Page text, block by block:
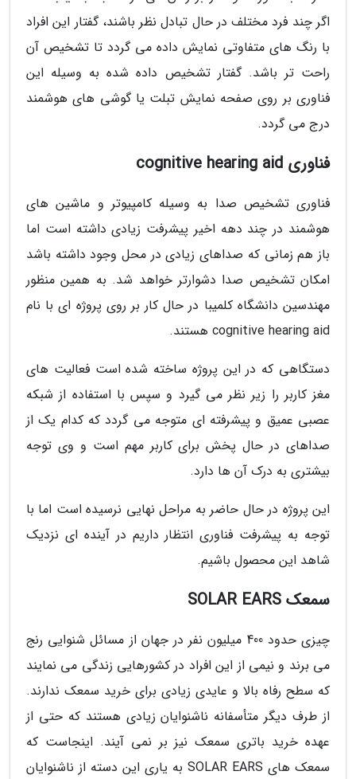
اگر چند فرد مختلف در حال تبادل نظر باشند، گفتار این افراد
با رنگ های متفاوتی نمایش داده می گردد تا تشخیص آن
راحت تر باشد. گفتار تشخیص داده شده به وسیله این
فناوری بر روی صفحه نمایش تبلت یا گوشی های هوشمند
درج می گردد.
فناوری cognitive hearing aid
فناوری تشخیص صدا به وسیله کامپیوتر و ماشین های
هوشمند در چند دهه اخیر پیشرفت زیادی داشته است اما
باز هم زمانی که صداهای زیادی در محل وجود داشته باشد
امکان تشخیص صدا دشوارتر خواهد شد. به همین منظور
مهندسین دانشگاه کلمیبا در حال کار بر روی پروژه ای با نام
cognitive hearing aid هستند.
دستگاهی که در این پروژه ساخته شده است فعالیت های
مغز کاربر را زیر نظر می گیرد و سپس با استفاده از شبکه
عصبی عمیق و پیشرفته ای متوجه می گردد که کدام یک از
صداهای در حال پخش برای کاربر مهم است و وی توجه
بیشتری به درک آن ها دارد.
این پروژه در حال حاضر به مراحل نهایی نرسیده است اما با
توجه به پیشرفت فناوری انتظار داریم در آینده ای نزدیک
شاهد این محصول باشیم.
سمعک SOLAR EARS
چیزی حدود 400 میلیون نفر در جهان از مسائل شنوایی رنج
می برند و نیمی از این افراد در کشورهایی زندگی می نمایند
که سطح رفاه بالا و عایدی زیادی برای خرید سمعک ندارند.
از طرف دیگر متأسفانه ناشنوایان زیادی هستند که حتی از
عهده خرید باتری سمعک نیز بر نمی آیند. اینجاست که
سمعک های SOLAR EARS به یاری این دسته از ناشنوایان